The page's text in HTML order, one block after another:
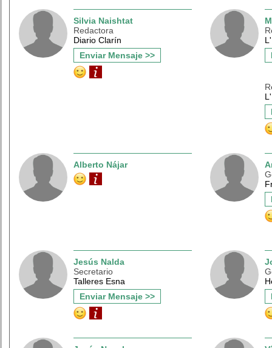
Silvia Naishtat
Redactora
Diario Clarín
Enviar Mensaje >>
Alberto Nájar
Jesús Nalda
Secretario
Talleres Esna
Enviar Mensaje >>